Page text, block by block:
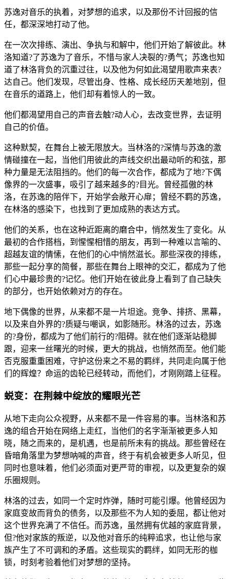
苏逸对音乐的执着，对梦想的追求，以及那份不计回报的信
任，都深深地打动了他。
在一次次排练、演出、争执与和解中，他们开始了解彼此。林
洛知道?了苏逸为了音乐，不惜与家人决裂的?勇气；苏逸也知
道了林洛背负的沉重过往，以及他为何如此渴望用歌声来表?
达自己。他们发现，尽管出身、性格、成长经历天差地别，但
在音乐的道路上，他们却有着惊人的一致。
他们都渴望用自己的声音去触?动人心，去改变世界，去证明
自己的价值。
这种默契，在舞台上被无限放大。当林洛的?深情与苏逸的激
情碰撞在一起，当他们用彼此的声线交织出最动听的和弦，那
种力量是无法阻挡的。他们的每一次合作，都成为了地?下偶
像界的一次盛事，吸引了越来越多的?目光。曾经孤傲的林
洛，在苏逸的陪伴下，开始学会敞开心扉；曾经不羁的苏逸，
在林洛的感染下，也找到了更加成熟的表达方式。
他们的关系，也在这种近距离的磨合中，悄然发生了变化。从
最初的合作搭档，到惺惺相惜的朋友，再到一种难以言喻的、
超越友谊的情愫，在他们的心中悄然滋长。那些深夜的排练，
那些一起分享的简餐，那些在舞台上眼神的交汇，都成为了他
们心中最珍贵的?记忆。他们开始在彼此身上看到了自己缺失
的部分，也开始依赖对方的存在。
地下偶像的世界，从来都不是一片坦途。竞争、排挤、黑幕，
以及来自外界的?质疑与嘲讽，如影随形。林洛的过去，苏逸
的?身份，都成为了他们前行的?阻碍。就在他们逐渐站稳脚
跟，迎来一丝曙光的时候，更大的挑战，也悄然而至。他们能
否克服重重困难，守护这份来之不易的羁绊，共同走向属于他
们的辉煌？命运的齿轮已经转动，而他们，才刚刚踏上征程。
蜕变：在荆棘中绽放的耀眼光芒
从地下走向公众视野，从来都不是一件容易的事。当林洛和苏
逸的组合开始在网络上走红，当他们的名字渐渐被更多人知
晓，随之而来的，是机遇，也是前所未有的挑战。那些曾经在
昏暗角落里为梦想呐喊的声音，终于有机会被更多人听见，但
同时也意味着，他们必须面对更严苛的审视，以及更复杂的娱
乐圈规则。
林洛的过去，如同一个定时炸弹，随时可能引爆。他曾经因为
家庭变故而背负的债务，以及那些不为人知的委屈，都让他对
这个世界充满了不信任。而苏逸，虽然拥有优越的家庭背景，
但?他对家族的叛逆，以及他对音乐的纯粹追求，也让他与家
族产生了不可调和的矛盾。这些现实的羁绊，如同无形的枷
锁，时刻考验着他们对梦想的坚持。